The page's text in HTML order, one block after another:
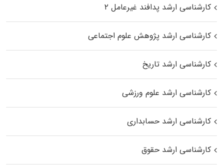
کارشناسی ارشد پدافند غیرعامل ۲
کارشناسی ارشد پژوهش علوم اجتماعی
کارشناسی ارشد تاریخ
کارشناسی ارشد علوم ورزشی
کارشناسی ارشد حسابداری
کارشناسی ارشد حقوق